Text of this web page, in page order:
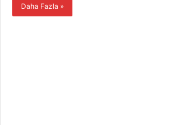
Daha Fazla »